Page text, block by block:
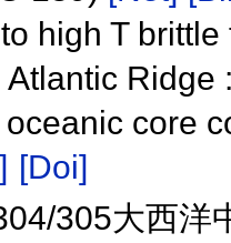
high T
core
[Doi]
305大西